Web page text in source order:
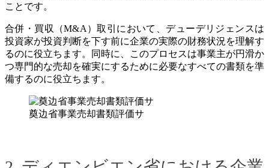
ことです。
合併・買収（M&A）取引において、デューデリジェンスは
投資家が投資判断を下す前に企業の実際の財務状況を理解す
るのに役立ちます。同時に、このプロセスは事業主が円滑か
つ専門的な売却を確実にするために必要なすべての書類を準
備するのに役立ちます。
奠边省事業売却書類評価サ